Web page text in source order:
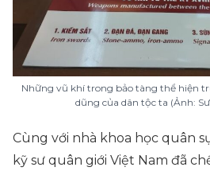
Những vũ khí trong bảo tàng thể hiện
dũng của dân tộc ta (Ảnh:
Cùng với nhà khoa học quân
kỹ sư quân giới Việt Nam đã